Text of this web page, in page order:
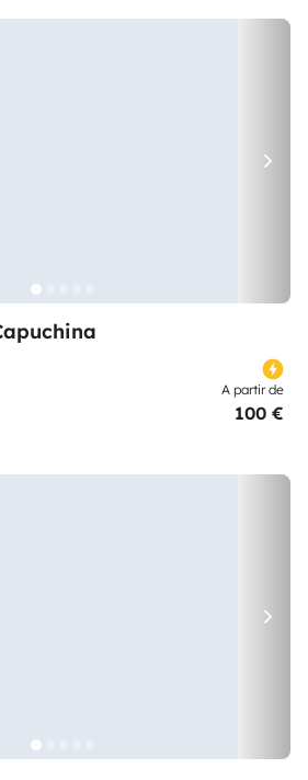
A partir de
100 €